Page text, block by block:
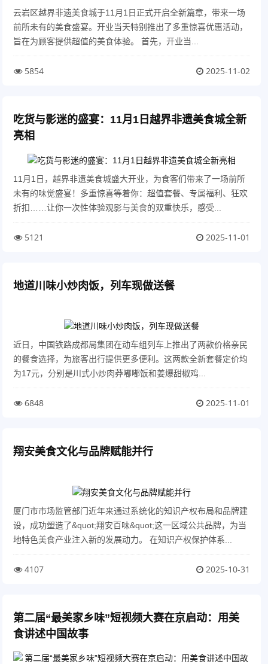
云岩区越界非遗美食城于11月1日正式开启全新篇章，带来一场
前所未有的美食盛宴。开业当天特别推出了多重惊喜优惠活动，
旨在为顾客提供超值的美食体验。 首先，开业当...
5854 2025-11-02
吃货与影迷的盛宴：11月1日越界非遗美食城全新
亮相
11月1日，越界非遗美食城盛大开业，为食客们带来了一场前所
未有的味觉盛宴！多重惊喜等着你：超值套餐、专属福利、狂欢
折扣……让你一次性体验观影与美食的双重快乐，感受...
5121 2025-11-01
地道川味小炒肉饭，列车现做送餐
近日，中国铁路成都局集团在动车组列车上推出了两款价格亲民
的餐食选择，为旅客出行提供更多便利。这两款全新套餐定价均
为17元，分别是川式小炒肉莽嘟嘟饭和姜爆甜椒鸡...
6848 2025-11-01
翔安美食文化与品牌赋能并行
厦门市市场监管部门近年来通过系统化的知识产权布局和品牌建
设，成功塑造了&quot;翔安百味&quot;这一区域公共品牌，为当
地特色美食产业注入新的发展动力。 在知识产权保护体系...
4107 2025-10-31
第二届“最美家乡味”短视频大赛在京启动：用美
食讲述中国故事